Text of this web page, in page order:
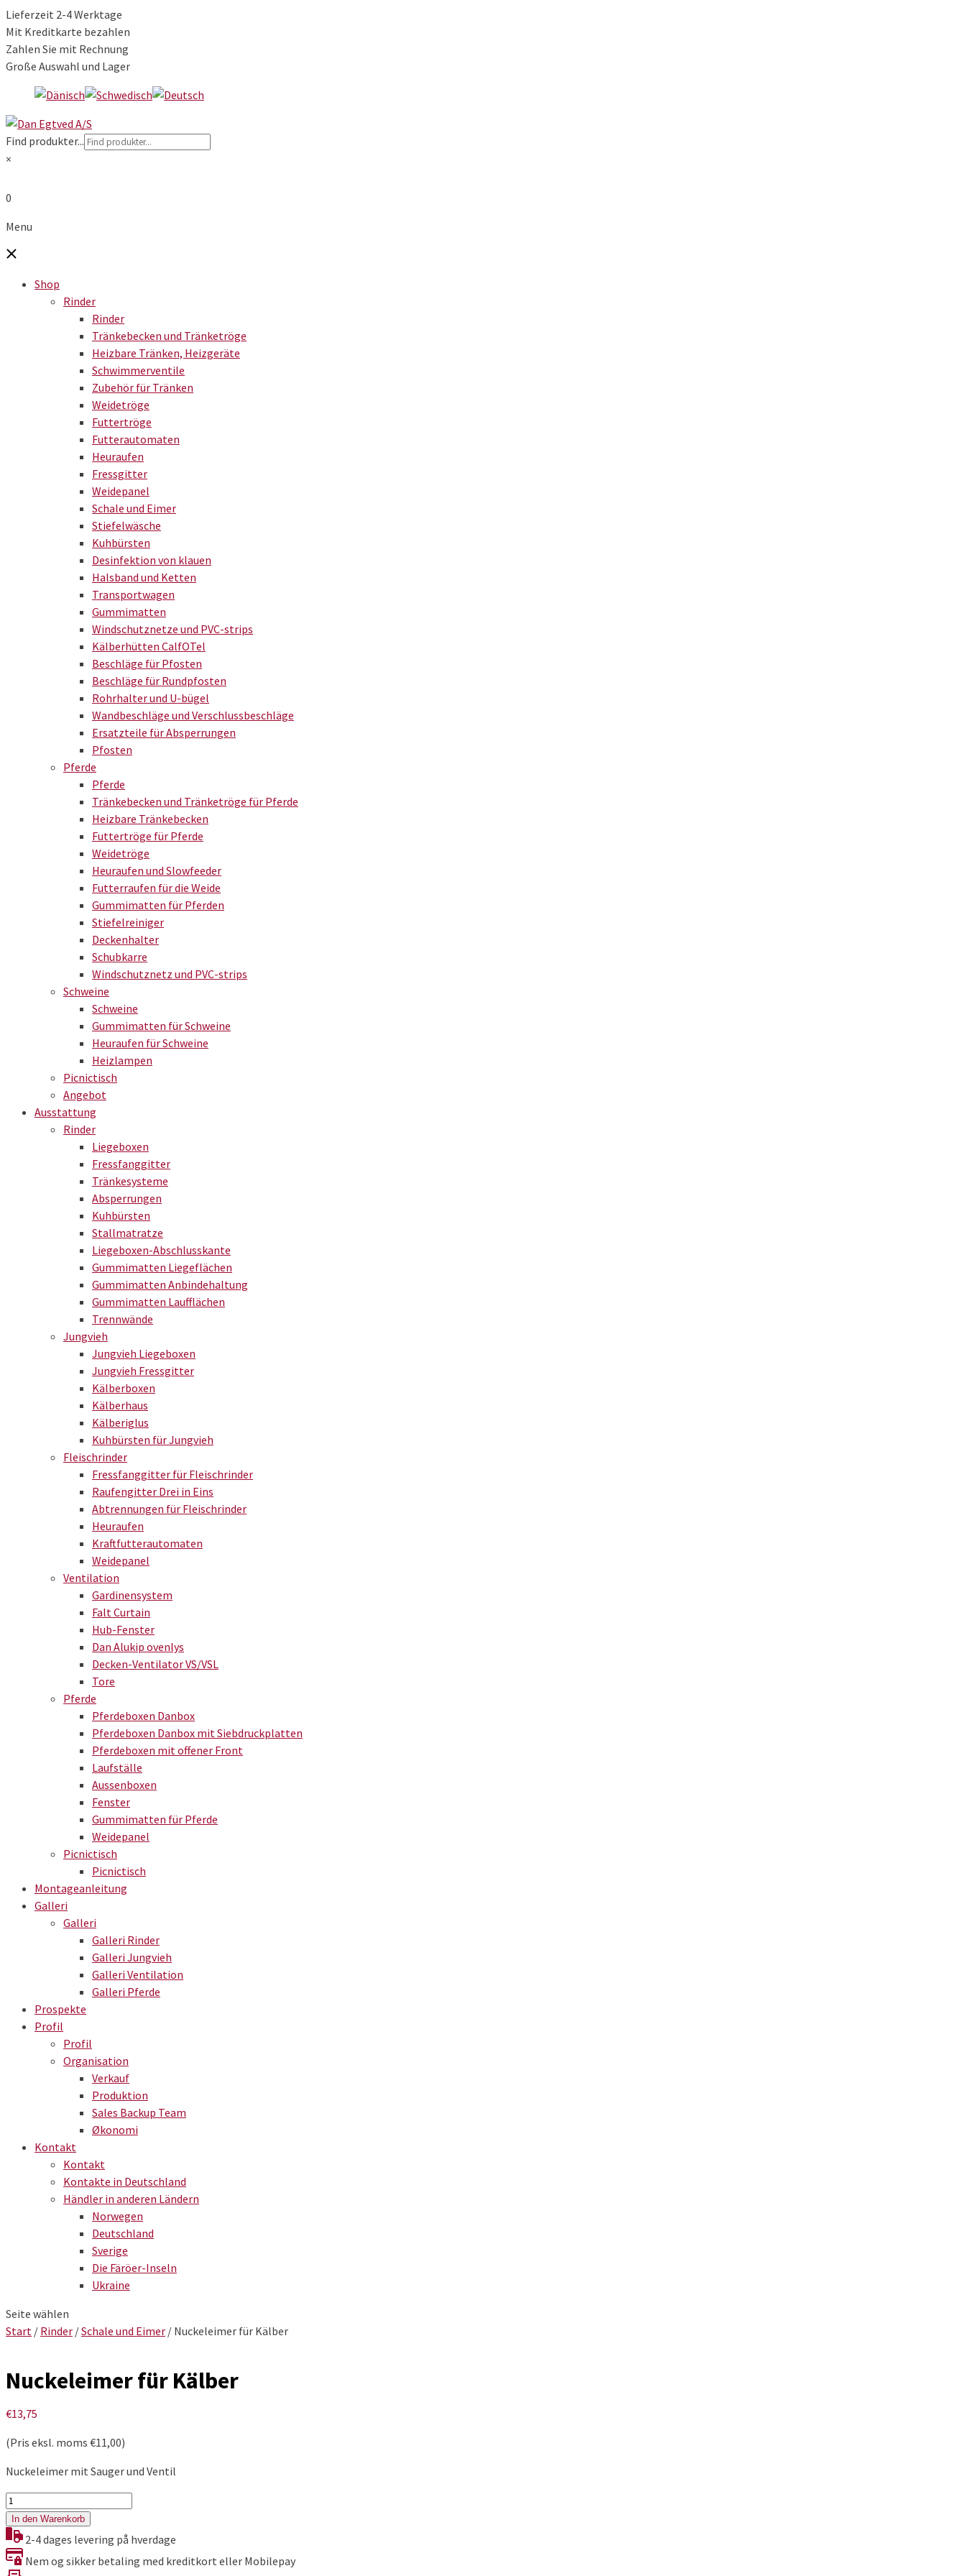
Lieferzeit 2-4 Werktage
Mit Kreditkarte bezahlen
Zahlen Sie mit Rechnung
Große Auswahl und Lager
Find produkter...
×
0
Menu
Shop
Rinder
Rinder
Tränkebecken und Tränketröge
Heizbare Tränken, Heizgeräte
Schwimmerventile
Zubehör für Tränken
Weidetröge
Futtertröge
Futterautomaten
Heuraufen
Fressgitter
Weidepanel
Schale und Eimer
Stiefelwäsche
Kuhbürsten
Desinfektion von klauen
Halsband und Ketten
Transportwagen
Gummimatten
Windschutznetze und PVC-strips
Kälberhütten CalfOTel
Beschläge für Pfosten
Beschläge für Rundpfosten
Rohrhalter und U-bügel
Wandbeschläge und Verschlussbeschläge
Ersatzteile für Absperrungen
Pfosten
Pferde
Pferde
Tränkebecken und Tränketröge für Pferde
Heizbare Tränkebecken
Futtertröge für Pferde
Weidetröge
Heuraufen und Slowfeeder
Futterraufen für die Weide
Gummimatten für Pferden
Stiefelreiniger
Deckenhalter
Schubkarre
Windschutznetz und PVC-strips
Schweine
Schweine
Gummimatten für Schweine
Heuraufen für Schweine
Heizlampen
Picnictisch
Angebot
Ausstattung
Rinder
Liegeboxen
Fressfanggitter
Tränkesysteme
Absperrungen
Kuhbürsten
Stallmatratze
Liegeboxen-Abschlusskante
Gummimatten Liegeflächen
Gummimatten Anbindehaltung
Gummimatten Laufflächen
Trennwände
Jungvieh
Jungvieh Liegeboxen
Jungvieh Fressgitter
Kälberboxen
Kälberhaus
Kälberiglus
Kuhbürsten für Jungvieh
Fleischrinder
Fressfanggitter für Fleischrinder
Raufengitter Drei in Eins
Abtrennungen für Fleischrinder
Heuraufen
Kraftfutterautomaten
Weidepanel
Ventilation
Gardinensystem
Falt Curtain
Hub-Fenster
Dan Alukip ovenlys
Decken-Ventilator VS/VSL
Tore
Pferde
Pferdeboxen Danbox
Pferdeboxen Danbox mit Siebdruckplatten
Pferdeboxen mit offener Front
Laufställe
Aussenboxen
Fenster
Gummimatten für Pferde
Weidepanel
Picnictisch
Picnictisch
Montageanleitung
Galleri
Galleri
Galleri Rinder
Galleri Jungvieh
Galleri Ventilation
Galleri Pferde
Prospekte
Profil
Profil
Organisation
Verkauf
Produktion
Sales Backup Team
Økonomi
Kontakt
Kontakt
Kontakte in Deutschland
Händler in anderen Ländern
Norwegen
Deutschland
Sverige
Die Färöer-Inseln
Ukraine
Seite wählen
Start / Rinder /Schale und Eimer / Nuckeleimer für Kälber
Nuckeleimer für Kälber
€13,75
(Pris eksl. moms €11,00)
Nuckeleimer mit Sauger und Ventil
Nuckeleimer
für
Kälber
Menge
In den Warenkorb
2-4 dages levering på hverdage
Nem og sikker betaling med kreditkort eller Mobilepay